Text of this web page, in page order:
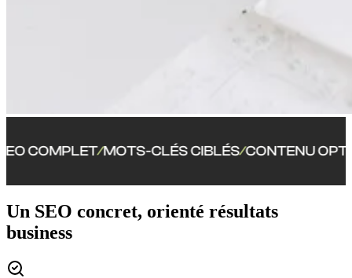
/MOTS-CLÉS CIBLÉS/CONTENU OPTIMISÉ/
Un SEO concret, orienté résultats
business